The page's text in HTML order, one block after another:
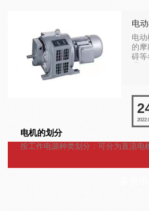
电
电
的
碍等
电机的划分
按工作电源种类划分：可分为直流电